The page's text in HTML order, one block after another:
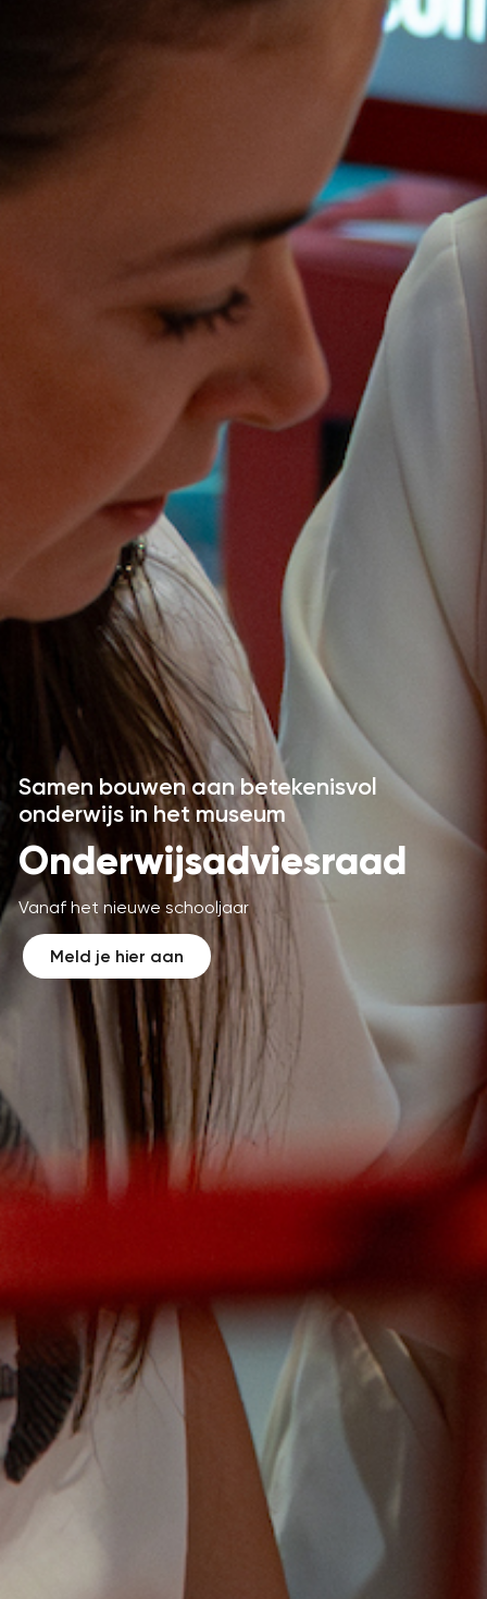
Samen bouwen aan betekenisvol
onderwijs in het museum
Onderwijsadviesraad
Vanaf het nieuwe schooljaar
Meld je hier aan